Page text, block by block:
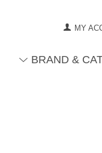
MY
BRAND &